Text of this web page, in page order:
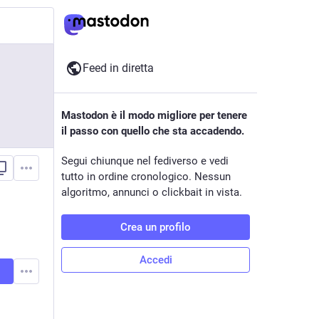
Feed in diretta
Mastodon è il modo migliore per tenere
il passo con quello che sta accadendo.
Segui chiunque nel fediverso e vedi
tutto in ordine cronologico. Nessun
algoritmo, annunci o clickbait in vista.
Crea un profilo
Accedi